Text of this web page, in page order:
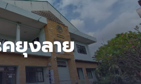
คยุงลาย